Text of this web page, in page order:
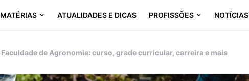
MATÉRIAS ATUALIDADES E DICAS PROFISSÕES NOTÍCIAS
Faculdade de Agronomia: curso, grade curricular, carreira e mais